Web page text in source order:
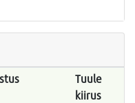
Tuule
kiirus